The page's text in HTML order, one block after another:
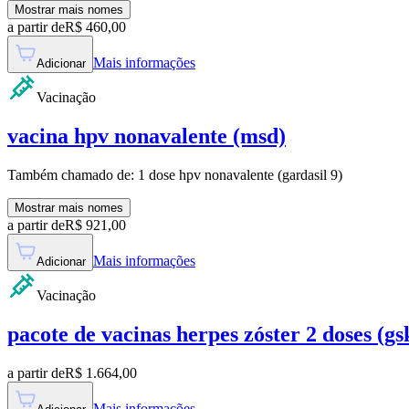
Mostrar mais nomes
a partir deR$ 460,00
Adicionar Mais informações
Vacinação
vacina hpv nonavalente (msd)
Também chamado de: 1 dose hpv nonavalente (gardasil 9)
Mostrar mais nomes
a partir deR$ 921,00
Adicionar Mais informações
Vacinação
pacote de vacinas herpes zóster 2 doses
a partir deR$ 1.664,00